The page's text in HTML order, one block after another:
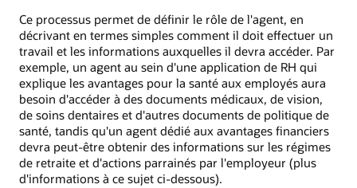
Ce processus permet de définir le rôle de l'agent, en
décrivant en termes simples comment il doit effectuer un
travail et les informations auxquelles il devra accéder. Par
exemple, un agent au sein d'une application de RH qui
explique les avantages pour la santé aux employés aura
besoin d'accéder à des documents médicaux, de vision,
de soins dentaires et d'autres documents de politique de
santé, tandis qu'un agent dédié aux avantages financiers
devra peut-être obtenir des informations sur les régimes
de retraite et d'actions parrainés par l'employeur (plus
d'informations à ce sujet ci-dessous).